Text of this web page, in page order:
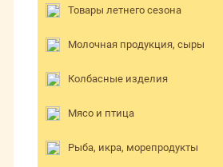
Товары летнего сезона
Молочная продукция, сыры
Колбасные изделия
Мясо и птица
Рыба, икра, морепродукты